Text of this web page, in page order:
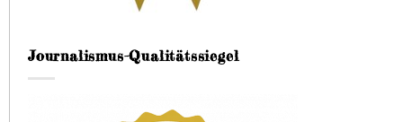
Journalismus-Qualitätssiegel